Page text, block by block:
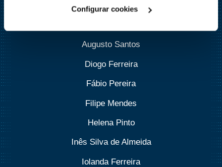
Configurar cookies
Ângelo Carvalho
Augusto Santos
Diogo Ferreira
Fábio Pereira
Filipe Mendes
Helena Pinto
Inês Silva de Almeida
Iolanda Ferreira